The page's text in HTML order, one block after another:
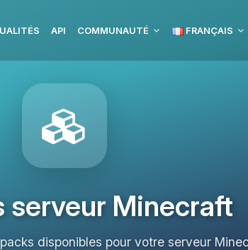
API COMMUNAUTÉ FRANÇAIS
serveur Minecraft
disponibles pour votre serveur